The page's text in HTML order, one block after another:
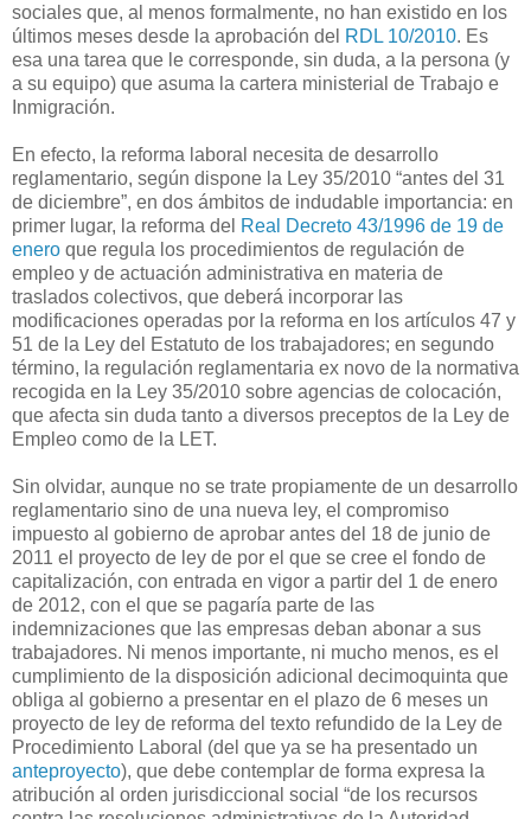
sociales que, al menos formalmente, no han existido en los
últimos meses desde la aprobación del RDL 10/2010. Es
esa una tarea que le corresponde, sin duda, a la persona (y
a su equipo) que asuma la cartera ministerial de Trabajo e
Inmigración.
En efecto, la reforma laboral necesita de desarrollo
reglamentario, según dispone la Ley 35/2010 “antes del 31
de diciembre”, en dos ámbitos de indudable importancia: en
primer lugar, la reforma del Real Decreto 43/1996 de 19 de
enero que regula los procedimientos de regulación de
empleo y de actuación administrativa en materia de
traslados colectivos, que deberá incorporar las
modificaciones operadas por la reforma en los artículos 47 y
51 de la Ley del Estatuto de los trabajadores; en segundo
término, la regulación reglamentaria ex novo de la normativa
recogida en la Ley 35/2010 sobre agencias de colocación,
que afecta sin duda tanto a diversos preceptos de la Ley de
Empleo como de la LET.
Sin olvidar, aunque no se trate propiamente de un desarrollo
reglamentario sino de una nueva ley, el compromiso
impuesto al gobierno de aprobar antes del 18 de junio de
2011 el proyecto de ley de por el que se cree el fondo de
capitalización, con entrada en vigor a partir del 1 de enero
de 2012, con el que se pagaría parte de las
indemnizaciones que las empresas deban abonar a sus
trabajadores. Ni menos importante, ni mucho menos, es el
cumplimiento de la disposición adicional decimoquinta que
obliga al gobierno a presentar en el plazo de 6 meses un
proyecto de ley de reforma del texto refundido de la Ley de
Procedimiento Laboral (del que ya se ha presentado un
anteproyecto), que debe contemplar de forma expresa la
atribución al orden jurisdiccional social “de los recursos